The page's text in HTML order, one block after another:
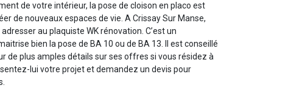
de votre intérieur, la pose de cloison en placo est
de nouveaux espaces de vie. A Crissay Sur Manse,
au plaquiste WK rénovation. C’est un
bien la pose de BA 10 ou de BA 13. Il est conseillé
de plus amples détails sur ses offres si vous résidez à
lui votre projet et demandez un devis pour